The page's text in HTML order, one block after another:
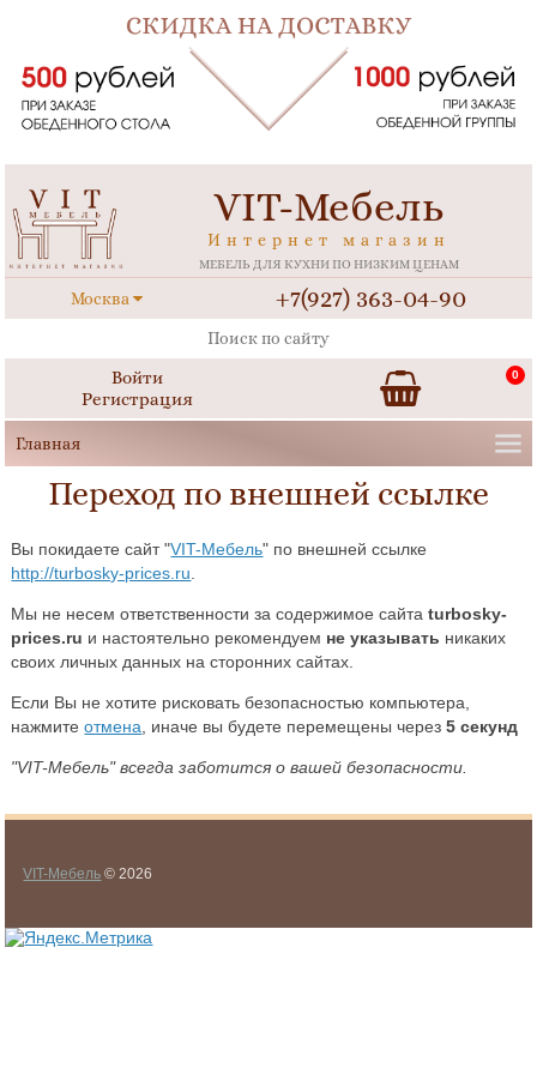
VIT-Мебель
Интернет магазин
МЕБЕЛЬ ДЛЯ КУХНИ ПО НИЗКИМ ЦЕНАМ
Москва +7(927) 363-04-90
Войти
Регистрация
0
Переход по внешней ссылке
Вы покидаете сайт "VIT-Мебель" по внешней ссылке
http://turbosky-prices.ru
Мы не несем ответственности за содержимое сайтаturbosky-
prices.ru и настоятельно рекомендуем не указывать никаких
своих личных данных на сторонних сайтах.
Если Вы не хотите рисковать безопасностью компьютера,
нажмитеотмена , иначе вы будете перемещены через5 секунд
"VIT-Мебель" всегда заботится о вашей безопасности.
VIT-Мебель © 2026